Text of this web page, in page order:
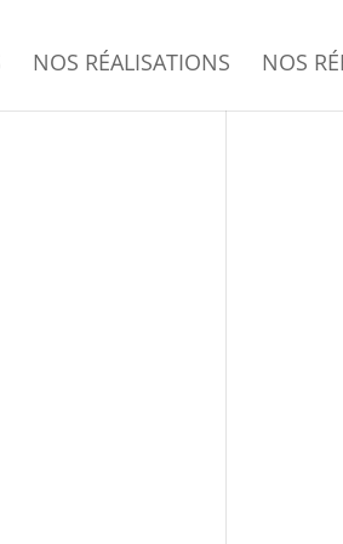
NOS RÉALISATIONS NOS